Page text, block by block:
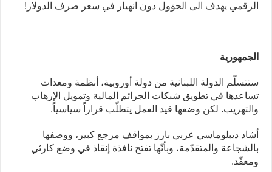
الرقمي يهدف الى الحؤول دون انهيار في سعر صرف الدولار!
الجمهورية
ستتسلّم الدولة اللبنانية من دولة أوروبية، أنظمة ومعدات
تساعدها في تطويق شبكات الجرائم المالية وتمويل الإرهاب
والتهريب. لكن وضعها قيد العمل يتطلّب قراراً سياسياً.
أشاد ديبلوماسي عربي بارز بمواقف مرجع كبير، ووصفها
بالشجاعة والمتقدّمة، وبأنّها تفتح نافذة إنقاذ في وضع كارثي
ومعقّد.